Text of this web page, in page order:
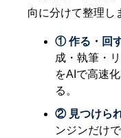
向に分けて整理し
① 作る・回
成・執筆・
をAIで高速
る。
② 見つけら
ンジンだけ